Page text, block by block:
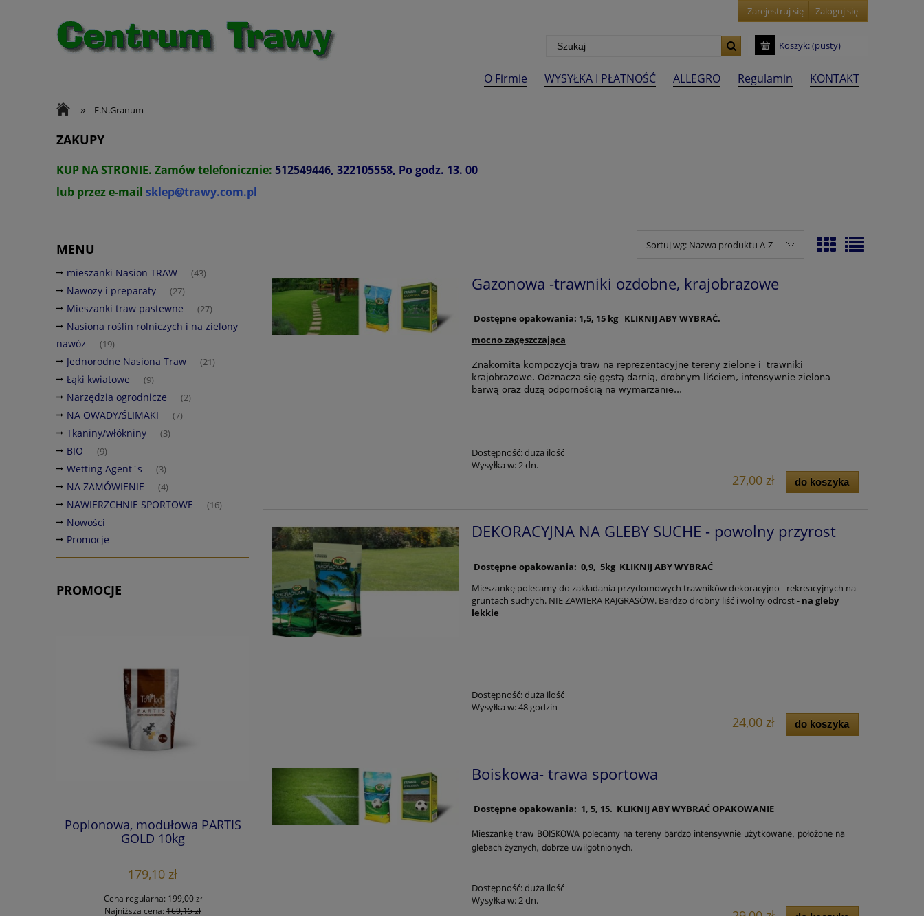
Zarejestruj się Zaloguj się
Koszyk:(pusty)
O Firmie WYSYŁKA I PŁATNOŚĆ ALLEGRO Regulamin KONTAKT
» F.N.Granum
ZAKUPY
KUP NA STRONIE. Zamów telefonicznie: 512549446, 322105558, Po godz. 13. 00
lub przez e-mail sklep@trawy.com.pl
MENU
mieszanki Nasion TRAW (43)
Nawozy i preparaty (27)
Mieszanki traw pastewne (27)
Nasiona roślin rolniczych i na zielony
nawóz
(19)
Jednorodne Nasiona Traw (21)
Łąki kwiatowe (9)
Narzędzia ogrodnicze (2)
NA OWADY/ŚLIMAKI (7)
Tkaniny/włókniny (3)
BIO (9)
Wetting Agent`s (3)
NA ZAMÓWIENIE (4)
NAWIERZCHNIE SPORTOWE (16)
Nowości
Promocje
PROMOCJE
Poplonowa, modułowa PARTIS
GOLD 10kg
179,10 zł
Cena regularna: 199,00 zł
Najniższa cena: 169,15 zł
Sortuj wg: Nazwa produktu A-Z
Gazonowa -trawniki ozdobne, krajobrazowe
Dostępne opakowania: 1,5, 15 kg KLIKNIJ ABY WYBRAĆ.
mocno zagęszczająca
Znakomita kompozycja traw na reprezentacyjne tereny zielone i trawniki
krajobrazowe. Odznacza się gęstą darnią, drobnym liściem, intensywnie zielona
barwą oraz dużą odpornością na wymarzanie...
Dostępność:duża ilość
Wysyłka w:2 dn.
27,00 zł do koszyka
DEKORACYJNA NA GLEBY SUCHE - powolny przyrost
Dostępne opakowania: 0,9, 5kg KLIKNIJ ABY WYBRAĆ
Mieszankę polecamy do zakładania przydomowych trawników dekoracyjno - rekreacyjnych na
gruntach suchych. NIE ZAWIERA RAJGRASÓW. Bardzo drobny liść i wolny odrost - na gleby
lekkie
Dostępność:duża ilość
Wysyłka w:48 godzin
24,00 zł do koszyka
Boiskowa- trawa sportowa
Dostępne opakowania: 1, 5, 15. KLIKNIJ ABY WYBRAĆ OPAKOWANIE
Mieszankę traw BOISKOWA polecamy na tereny bardzo intensywnie użytkowane, położone na
glebach żyznych, dobrze uwilgotnionych.
Dostępność:duża ilość
Wysyłka w:2 dn.